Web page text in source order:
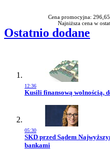
Cena promocyjna: 296,65
Najniższa cena w
Ostatnio dodane
12:36
Przejdź do artykułu:
Kusili finansową wolnością,
05:30
Przejdź do artykułu:
SKD przed Sądem
bankami